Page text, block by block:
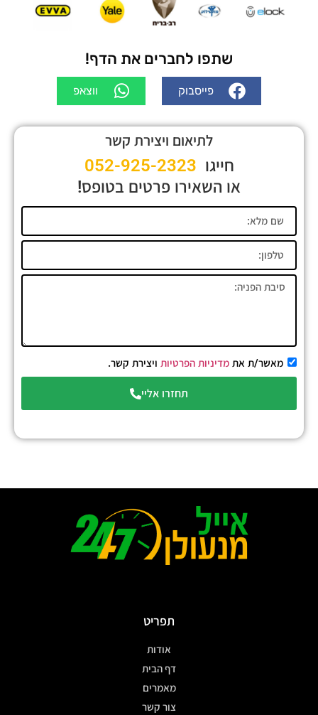
שתפו לחברים את הדף!
פייסבוק ווצאפ
לתיאום ויצירת קשר
חייגו 052-925-2323
או השאירו פרטים בטופס!
מאשר/ת את מדיניות הפרטיות ויצירת קשר.
תחזרו אליי
תפריט
אודות
דף הבית
מאמרים
צור קשר